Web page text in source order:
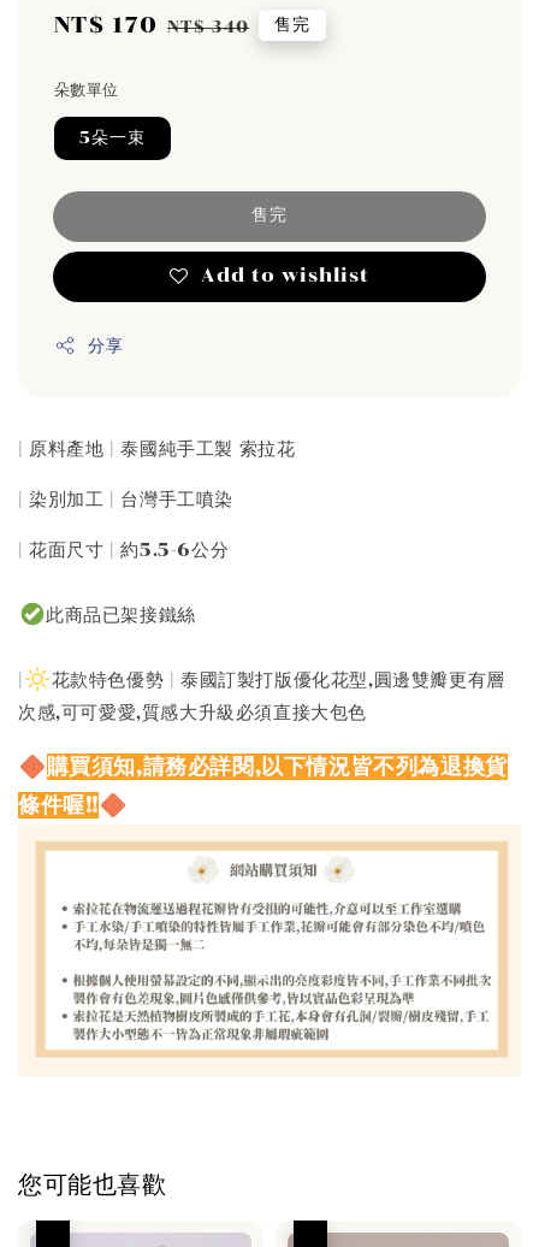
Sale
NT$ 170 Regular
NT$ 340 售完
朵數單位
5朵一束
售完
Add to wishlist
分享
| 原料產地 | 泰國純手工製 索拉花
| 染別加工 | 台灣手工噴染
| 花面尺寸 | 約5.5-6公分
此商品已架接鐵絲
花款特色優勢 | 泰國訂製打版優化花型,圓邊雙瓣更有層
次感,可可愛愛,質感大升級必須直接大包色
購買須知,請務必詳閱,以下情況皆不列為退換貨
條件喔!!
您可能也喜歡